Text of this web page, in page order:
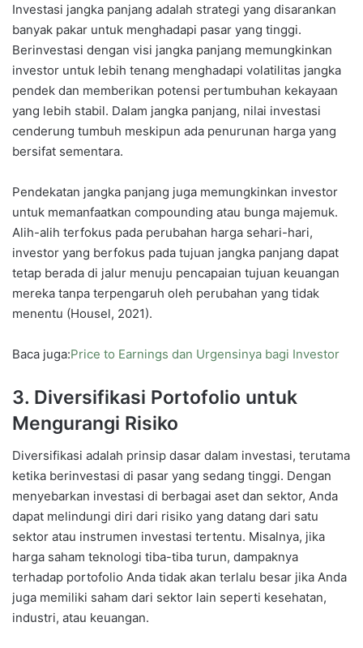
Investasi jangka panjang adalah strategi yang disarankan
banyak pakar untuk menghadapi pasar yang tinggi.
Berinvestasi dengan visi jangka panjang memungkinkan
investor untuk lebih tenang menghadapi volatilitas jangka
pendek dan memberikan potensi pertumbuhan kekayaan
yang lebih stabil. Dalam jangka panjang, nilai investasi
cenderung tumbuh meskipun ada penurunan harga yang
bersifat sementara.
Pendekatan jangka panjang juga memungkinkan investor
untuk memanfaatkan compounding atau bunga majemuk.
Alih-alih terfokus pada perubahan harga sehari-hari,
investor yang berfokus pada tujuan jangka panjang dapat
tetap berada di jalur menuju pencapaian tujuan keuangan
mereka tanpa terpengaruh oleh perubahan yang tidak
menentu (Housel, 2021).
Baca juga:Price to Earnings dan Urgensinya bagi Investor
3. Diversifikasi Portofolio untuk
Mengurangi Risiko
Diversifikasi adalah prinsip dasar dalam investasi, terutama
ketika berinvestasi di pasar yang sedang tinggi. Dengan
menyebarkan investasi di berbagai aset dan sektor, Anda
dapat melindungi diri dari risiko yang datang dari satu
sektor atau instrumen investasi tertentu. Misalnya, jika
harga saham teknologi tiba-tiba turun, dampaknya
terhadap portofolio Anda tidak akan terlalu besar jika Anda
juga memiliki saham dari sektor lain seperti kesehatan,
industri, atau keuangan.